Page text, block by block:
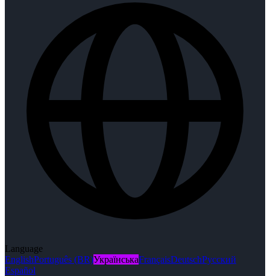
Language
EnglishPortuguês (BR)УкраїнськаFrançaisDeutschРусский
Español